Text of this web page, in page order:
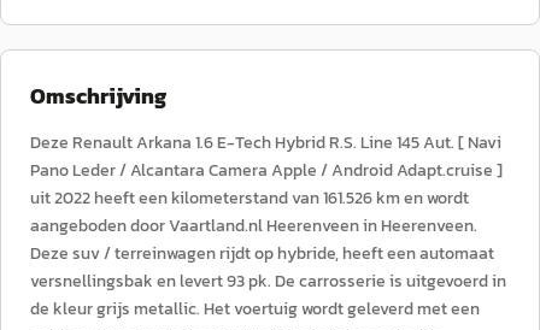
Omschrijving
Deze Renault Arkana 1.6 E-Tech Hybrid R.S. Line 145 Aut. [ Navi
Pano Leder / Alcantara Camera Apple / Android Adapt.cruise ]
uit 2022 heeft een kilometerstand van 161.526 km en wordt
aangeboden door Vaartland.nl Heerenveen in Heerenveen.
Deze suv / terreinwagen rijdt op hybride, heeft een automaat
versnellingsbak en levert 93 pk. De carrosserie is uitgevoerd in
de kleur grijs metallic. Het voertuig wordt geleverd met een